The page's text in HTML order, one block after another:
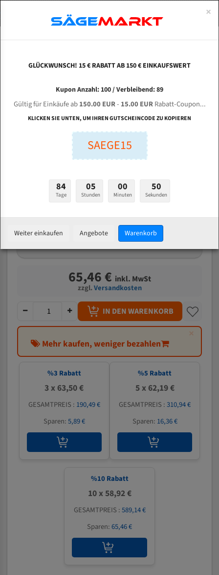
METALLKRAFT 500 x 500 CNC X-F für 6060 mm
Bi-Metall Bandsägeblätter
Bandsägeblätter für Metallkraft
Länge (mm):
Welche Zahn soll ich wählen?
65,46 € inkl. MwSt
zzgl.Versandkosten
IN DEN WARENKORB
×
Mehr kaufen, weniger bezahlen
%3 Rabatt
3 x 63,50 €
GESAMTPREIS : 190,49 €
Sparen:5,89 €
%5 Rabatt
5 x 62,19 €
GESAMTPREIS :310,94 €
Sparen: 16,36 €
%10 Rabatt
10 x 58,92 €
GESAMTPREIS :589,14 €
Sparen:65,46 €
ABOUTS
ENGLISH
Bi-Metall Meterware
Fleischerei Bandsägeblätter
Bandmesser Glatt Meterware
Konvex Meterware
×
GLÜCKWUNSCH! 15 € RABATT AB 150 € EINKAUFSWERT
Kupon Anzahl: 100 / Verbleibend: 89
Gültig für Einkäufe ab150.00 EUR- 15.00 EURRabatt-Coupon...
KLICKEN SIE UNTEN, UM IHREN GUTSCHEINCODE ZU KOPIEREN
SAEGE15
84
Tage
05
Stunden
00
Minuten
49
Sekunden
Weiter einkaufen Angebote Warenkorb